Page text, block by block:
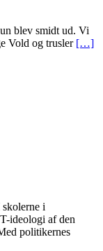
blev smidt ud. Vi
Vold og trusler […]
i
ideologi af den
politikernes